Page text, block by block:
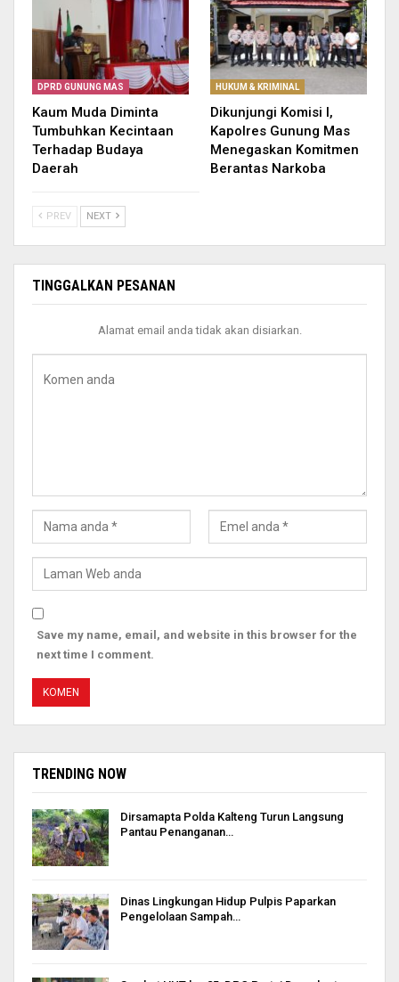
DPRD GUNUNG MAS
Kaum Muda Diminta
Tumbuhkan Kecintaan
Terhadap Budaya
Daerah
HUKUM & KRIMINAL
Dikunjungi Komisi I,
Kapolres Gunung Mas
Menegaskan Komitmen
Berantas Narkoba
PREV NEXT
TINGGALKAN PESANAN
Alamat email anda tidak akan disiarkan.
Save my name, email, and website in this browser for the
next time I comment.
TRENDING NOW
Dirsamapta Polda Kalteng Turun Langsung
Pantau Penanganan…
Dinas Lingkungan Hidup Pulpis Paparkan
Pengelolaan Sampah…